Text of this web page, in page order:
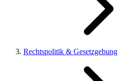
Rechtspolitik & Gesetzgebung